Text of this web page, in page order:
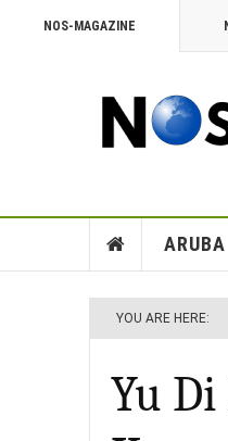
NOS-MAGAZINE
ARUBA
YOU ARE HERE:
Yu